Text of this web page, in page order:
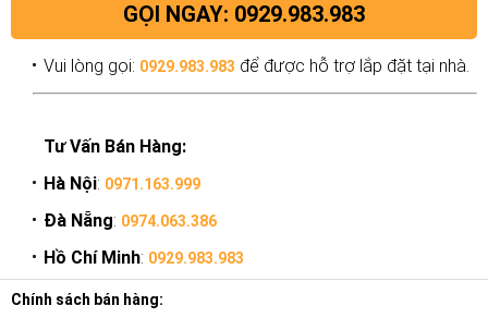
GỌI NGAY: 0929.983.983
Vui lòng gọi: 0929.983.983 để được hỗ trợ lắp đặt tại nhà.
Tư Vấn Bán Hàng:
Hà Nội: 0971.163.999
Đà Nẵng: 0974.063.386
Hồ Chí Minh: 0929.983.983
Chính sách bán hàng: